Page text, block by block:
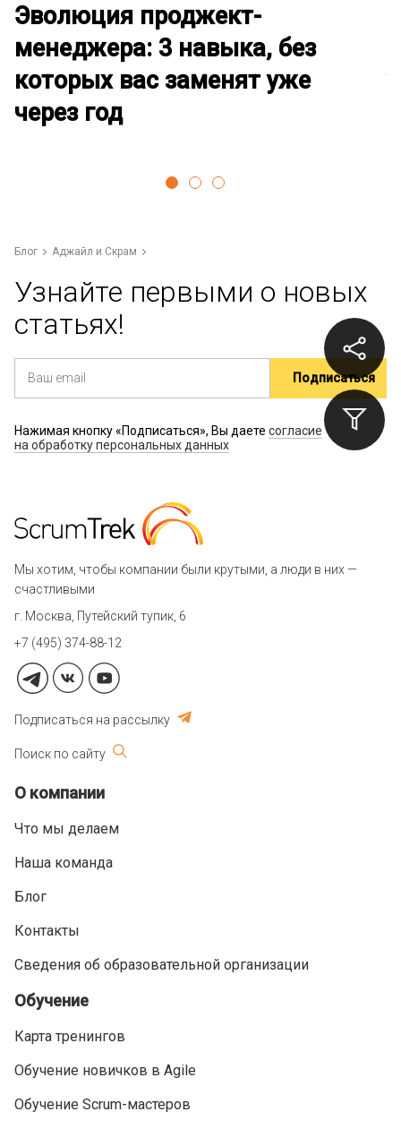
Эволюция проджект-
менеджера: 3 навыка, без
которых вас заменят уже
через год
Блог Аджайл и Скрам
Узнайте первыми о новых
статьях!
Нажимая кнопку «Подписаться», Вы даете согласие
на обработку персональных данных
Мы хотим, чтобы компании были крутыми, а люди в них —
счастливыми
г. Москва, Путейский тупик, 6
+7 (495) 374-88-12
Подписаться на рассылку
Поиск по сайту
О компании
Что мы делаем
Наша команда
Блог
Контакты
Сведения об образовательной организации
Обучение
Карта тренингов
Обучение новичков в Agile
Обучение Scrum-мастеров